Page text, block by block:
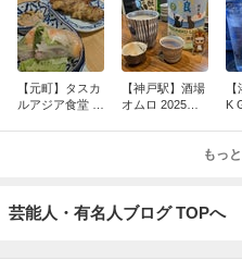
【元町】タスカ
ルアジア食堂 タ
【神戸駅】酒場
オムロ 2025年5
K
もっ
芸能人・有名人ブログ TOPへ